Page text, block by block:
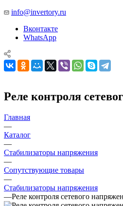
info@invertory.ru
Вконтакте
WhatsApp
Реле контроля
Главная
—
Каталог
—
Стабилизаторы напряжения
—
Сопутствующие товары
—
Стабилизаторы напряжения
—Реле контроля сетевого